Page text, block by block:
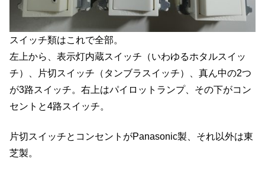
スイッチ類はこれで全部。
左上から、表示灯内蔵スイッチ（いわゆるホタルスイッ
チ）、片切スイッチ（タンブラスイッチ）、真ん中の2つ
が3路スイッチ。右上はパイロットランプ、その下がコン
セントと4路スイッチ。
片切スイッチとコンセントがPanasonic製、それ以外は東
芝製。